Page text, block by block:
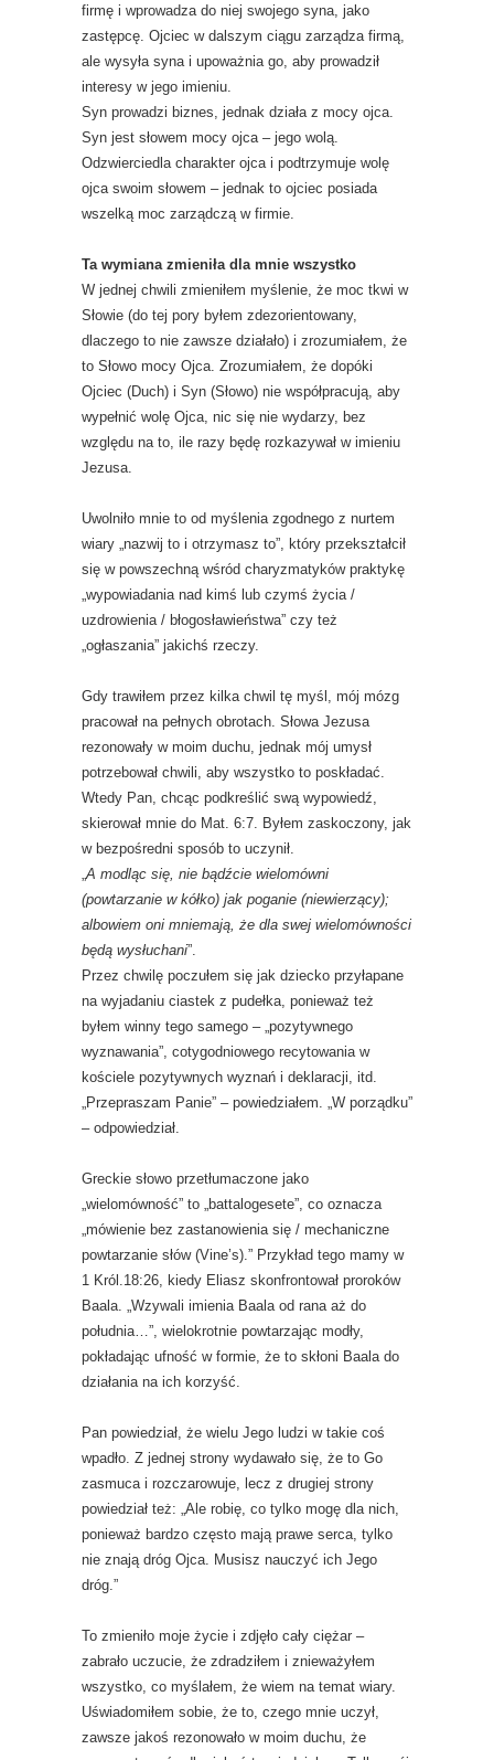
firmę i wprowadza do niej swojego syna, jako
zastępcę. Ojciec w dalszym ciągu zarządza firmą,
ale wysyła syna i upoważnia go, aby prowadził
interesy w jego imieniu.
Syn prowadzi biznes, jednak działa z mocy ojca.
Syn jest słowem mocy ojca – jego wolą.
Odzwierciedla charakter ojca i podtrzymuje wolę
ojca swoim słowem – jednak to ojciec posiada
wszelką moc zarządczą w firmie.
Ta wymiana zmieniła dla mnie wszystko
W jednej chwili zmieniłem myślenie, że moc tkwi w
Słowie (do tej pory byłem zdezorientowany,
dlaczego to nie zawsze działało) i zrozumiałem, że
to Słowo mocy Ojca. Zrozumiałem, że dopóki
Ojciec (Duch) i Syn (Słowo) nie współpracują, aby
wypełnić wolę Ojca, nic się nie wydarzy, bez
względu na to, ile razy będę rozkazywał w imieniu
Jezusa.
Uwolniło mnie to od myślenia zgodnego z nurtem
wiary „nazwij to i otrzymasz to”, który przekształcił
się w powszechną wśród charyzmatyków praktykę
„wypowiadania nad kimś lub czymś życia /
uzdrowienia / błogosławieństwa” czy też
„ogłaszania” jakichś rzeczy.
Gdy trawiłem przez kilka chwil tę myśl, mój mózg
pracował na pełnych obrotach. Słowa Jezusa
rezonowały w moim duchu, jednak mój umysł
potrzebował chwili, aby wszystko to poskładać.
Wtedy Pan, chcąc podkreślić swą wypowiedź,
skierował mnie do Mat. 6:7. Byłem zaskoczony, jak
w bezpośredni sposób to uczynił.
A modląc się, nie bądźcie wielomówni
(powtarzanie w kółko) jak poganie (niewierzący);
albowiem oni mniemają, że dla swej wielomówności
będą wysłuchani”.
Przez chwilę poczułem się jak dziecko przyłapane
na wyjadaniu ciastek z pudełka, ponieważ też
byłem winny tego samego – „pozytywnego
wyznawania”, cotygodniowego recytowania w
kościele pozytywnych wyznań i deklaracji, itd.
„Przepraszam Panie” – powiedziałem. „W porządku”
– odpowiedział.
Greckie słowo przetłumaczone jako
„wielomówność” to „battalogesete”, co oznacza
„mówienie bez zastanowienia się / mechaniczne
powtarzanie słów (Vine’s).” Przykład tego mamy w
1 Król.18:26, kiedy Eliasz skonfrontował proroków
Baala. „Wzywali imienia Baala od rana aż do
południa…”, wielokrotnie powtarzając modły,
pokładając ufność w formie, że to skłoni Baala do
działania na ich korzyść.
Pan powiedział, że wielu Jego ludzi w takie coś
wpadło. Z jednej strony wydawało się, że to Go
zasmuca i rozczarowuje, lecz z drugiej strony
powiedział też: „Ale robię, co tylko mogę dla nich,
ponieważ bardzo często mają prawe serca, tylko
nie znają dróg Ojca. Musisz nauczyć ich Jego
dróg.”
To zmieniło moje życie i zdjęło cały ciężar –
zabrało uczucie, że zdradziłem i znieważyłem
wszystko, co myślałem, że wiem na temat wiary.
Uświadomiłem sobie, że to, czego mnie uczył,
zawsze jakoś rezonowało w moim duchu, że